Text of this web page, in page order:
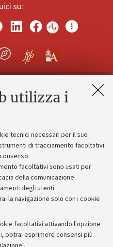
utilizza i
tecnici necessari per il suo
di tracciamento facoltativi
facoltativi sono usati per
della comunicazione
degli utenti.
la navigazione solo con i cookie
facoltativi attivando l'opzione
potrai esprimere consensi più
su:
e PEC
e 5x1000
e concorsi
online